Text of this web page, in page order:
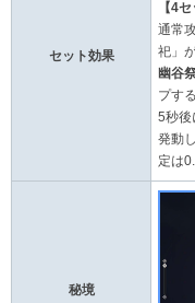
セット効果
【4セ
通常
祀」
幽谷
プす
5秒後
発動
定は
秘境